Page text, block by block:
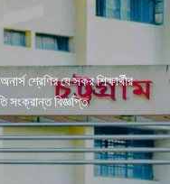
শ্রেণির যে সকর শিক্ষার্থীর
সংক্রান্ত বিজ্ঞপ্তি